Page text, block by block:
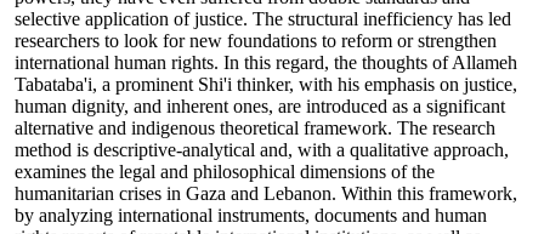
selective application of justice. The structural inefficiency has led
researchers to look for new foundations to reform or strengthen
international human rights. In this regard, the thoughts of Allameh
Tabataba'i, a prominent Shi'i thinker, with his emphasis on justice,
human dignity, and inherent ones, are introduced as a significant
alternative and indigenous theoretical framework. The research
method is descriptive-analytical and, with a qualitative approach,
examines the legal and philosophical dimensions of the
humanitarian crises in Gaza and Lebanon. Within this framework,
by analyzing international instruments, documents and human